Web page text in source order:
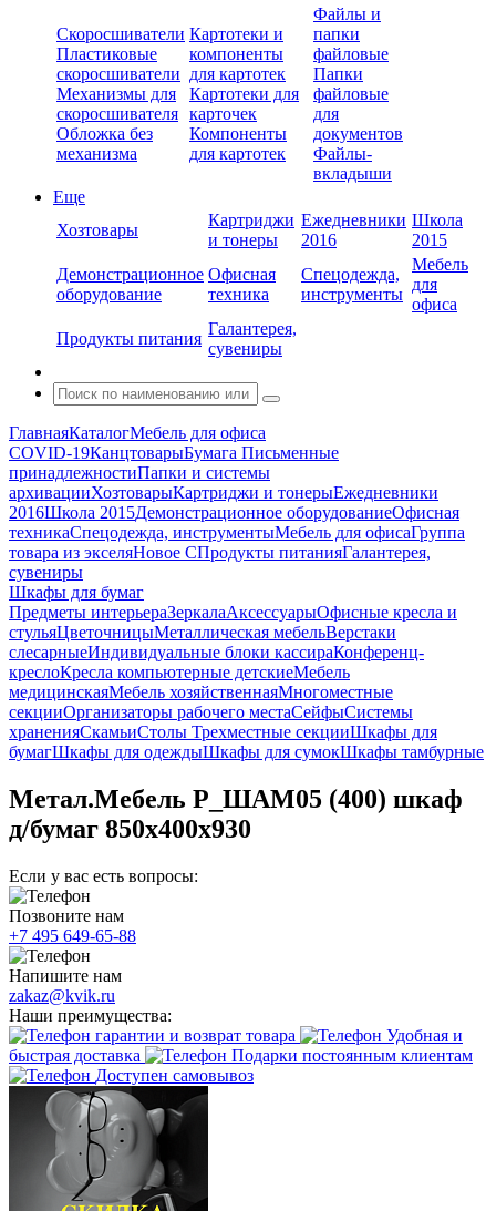
Скоросшиватели
Пластиковые
скоросшиватели
Механизмы для
скоросшивателя
Обложка без
механизма
Картотеки и
компоненты
для картотек
Картотеки для
карточек
Компоненты
для картотек
Файлы и
папки
файловые
Папки
файловые
для
документов
Файлы-
вкладыши
Еще
Хозтовары
Картриджи
и тонеры
Ежедневники
2016
Школа
2015
Демонстрационное
оборудование
Офисная
техника
Спецодежда,
инструменты
Мебель
для
офиса
Продукты питания
Галантерея,
сувениры
ГлавнаяКаталогМебель для офиса
COVID-19КанцтоварыБумага Письменные
принадлежностиПапки и системы
архивацииХозтоварыКартриджи и тонерыЕжедневники
2016Школа 2015Демонстрационное оборудованиеОфисная
техникаСпецодежда, инструментыМебель для офисаГруппа
товара из экселяНовое СПродукты питанияГалантерея,
сувениры
Шкафы для бумаг
Предметы интерьераЗеркалаАксессуарыОфисные кресла и
стульяЦветочницыМеталлическая мебельВерстаки
слесарныеИндивидуальные блоки кассираКонференц-
креслоКресла компьютерные детскиеМебель
медицинскаяМебель хозяйственнаяМногоместные
секцииОрганизаторы рабочего местаСейфыСистемы
храненияСкамьиСтолы Трехместные секцииШкафы для
бумагШкафы для одеждыШкафы для сумокШкафы тамбурные
Метал.Мебель P_ШАМ05 (400) шкаф
д/бумаг 850х400х930
Если у вас есть вопросы:
Позвоните нам
+7 495 649-65-88
Напишите нам
zakaz@kvik.ru
Наши преимущества:
гарантии и возврат товара
Удобная и
быстрая доставка
Подарки постоянным клиентам
Доступен самовывоз